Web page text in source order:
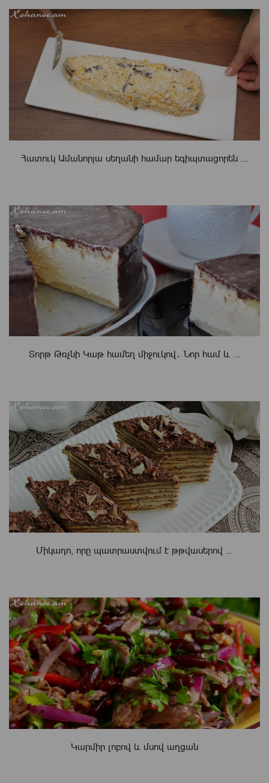
Հատուկ Ամանորյա սեղանի համար եգիպտացորեն ...
Տորթ Թռչնի Կաթ համեղ միջուկով․ Նոր համ և ...
Միկադո, որը պատրաստվում է թթվասերով ...
Կարմիր լոբով և մսով աղցան